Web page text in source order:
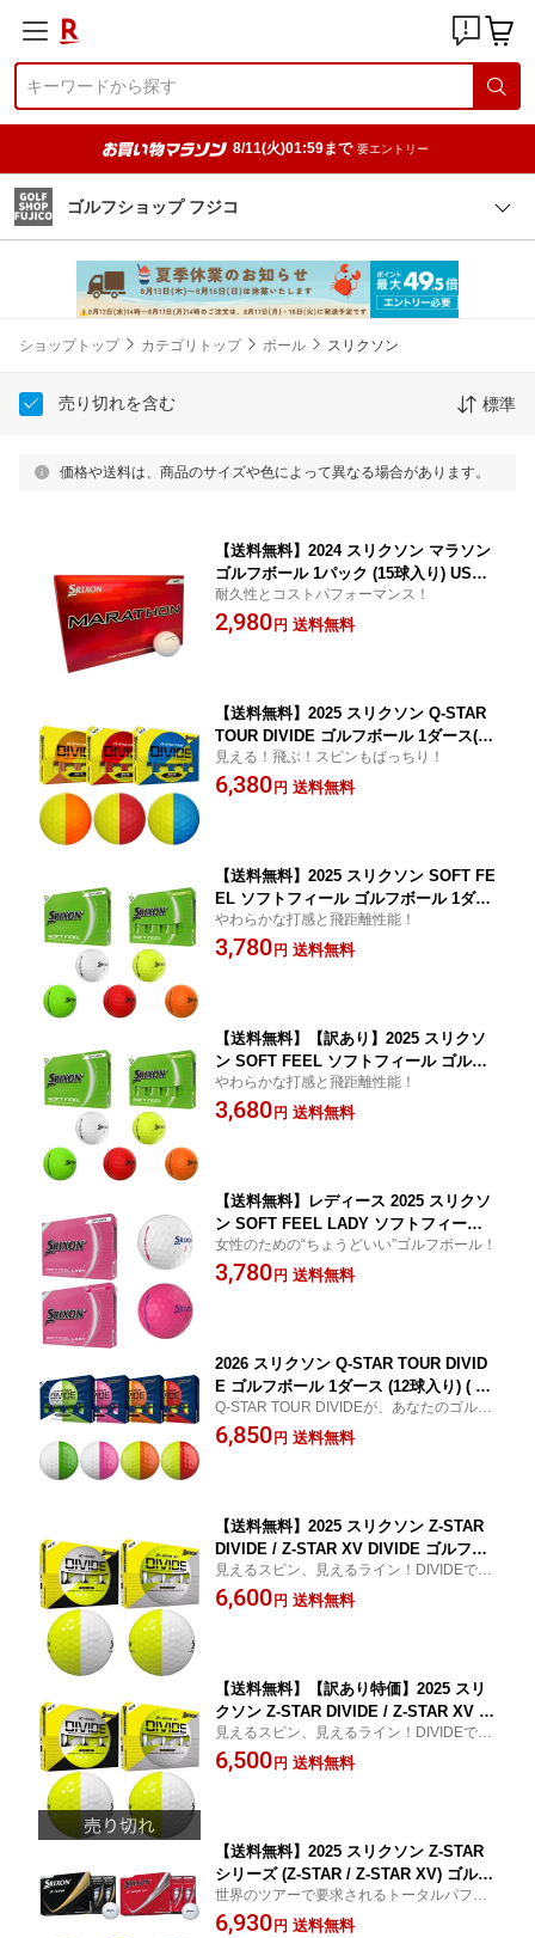
8/11(火)01:59まで 要エントリー
ゴルフショップ フジコ
ショップトップ カテゴリトップ ボール スリクソン
売り切れを含む 標準
価格や送料は、商品のサイズや色によって異なる場合があります。
【送料無料】2024 スリクソン マラソン
ゴルフボール 1パック (15球入り) US仕
様 SRIXON 【あす楽対応】
耐久性とコストパフォーマンス！
2,980円 送料無料
【送料無料】2025 スリクソン Q-STAR
TOUR DIVIDE ゴルフボール 1ダース(12
球入り) ( イエロー/オレンジ / イエロー/
レッド / イエロー/ブルー ) US仕様 SRI
見える！飛ぶ！スピンもばっちり！
6,380円 送料無料
【送料無料】2025 スリクソン SOFT FE
EL ソフトフィール ゴルフボール 1ダー
ス (12球入り) US仕様 SRIXON【メール
便不可】【あす楽対応】
やわらかな打感と飛距離性能！
3,780円 送料無料
【送料無料】【訳あり】2025 スリクソ
ン SOFT FEEL ソフトフィール ゴルフ
ボール 1ダース (12球入り) US仕様 SRI
XON【メール便不可】【あす楽対応】
やわらかな打感と飛距離性能！
3,680円 送料無料
【送料無料】レディース 2025 スリクソ
ン SOFT FEEL LADY ソフトフィール
レディ ( ホワイト / ピンク ) 1ダース (12
球入り) ゴルフボール US仕様 SRIXON
女性のための“ちょうどいい”ゴルフボール！
3,780円 送料無料
2026 スリクソン Q-STAR TOUR DIVID
E ゴルフボール 1ダース (12球入り) ( ホ
ワイト/グリーン / ホワイト/ピンク イエ
ロー/オレンジ イエロー/レッド ) US仕
Q-STAR TOUR DIVIDEが、あなたのゴルフ
を次のステージへ連れていく。
6,850円 送料無料
【送料無料】2025 スリクソン Z-STAR
DIVIDE / Z-STAR XV DIVIDE ゴルフボ
ール イエロー/ホワイト 1ダース (12球入
り) US仕様 SRIXON Zスター ディバイ
見えるスピン、見えるライン！DIVIDEでグ
リーンの攻略がもっと鮮明に！
6,600円 送料無料
【送料無料】【訳あり特価】2025 スリ
クソン Z-STAR DIVIDE / Z-STAR XV DI
VIDE ゴルフボール イエロー/ホワイト 1
ダース (12球入り) US仕様【メール便不
見えるスピン、見えるライン！DIVIDEでグ
リーンの攻略がもっと鮮明に！
6,500円 送料無料
【送料無料】2025 スリクソン Z-STAR
シリーズ (Z-STAR / Z-STAR XV) ゴルフ
ボール 1ダース(12球入り) 日本仕様 SRI
XON ( ホワイト / イエロー / ロイヤルグ
世界のツアーで要求されるトータルパフォ
ーマンスを徹底追求！
6,930円 送料無料